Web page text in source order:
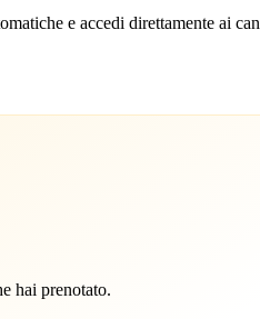
e accedi direttamente ai
hai prenotato.